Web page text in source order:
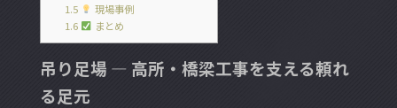
1.5
現場事例
1.6
まとめ
吊り足場 ― 高所・橋梁工事を支える頼れ
る足元